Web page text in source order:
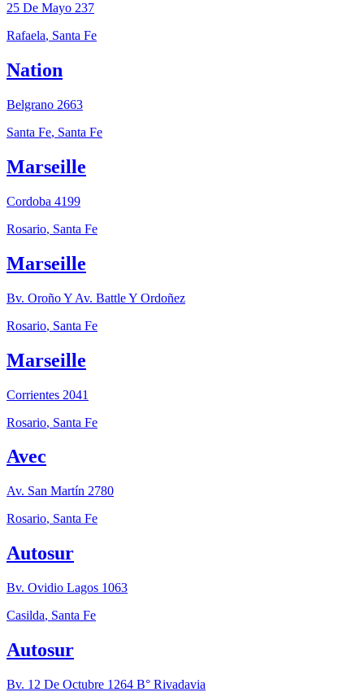
25 De Mayo 237
Rafaela, Santa Fe
Nation
Belgrano 2663
Santa Fe, Santa Fe
Marseille
Cordoba 4199
Rosario, Santa Fe
Marseille
Bv. Oroño Y Av. Battle Y Ordoñez
Rosario, Santa Fe
Marseille
Corrientes 2041
Rosario, Santa Fe
Avec
Av. San Martín 2780
Rosario, Santa Fe
Autosur
Bv. Ovidio Lagos 1063
Casilda, Santa Fe
Autosur
Bv. 12 De Octubre 1264 B° Rivadavia